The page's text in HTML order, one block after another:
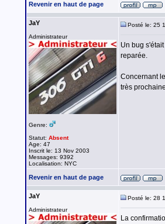
Revenir en haut de page
JaY
Administrateur
Genre:
Statut: Absent
Age: 47
Inscrit le: 13 Nov 2003
Messages: 9392
Localisation: NYC
Posté le: 25
Un bug
reparée.
Concernant
très
Revenir en haut de page
JaY
Administrateur
Posté le: 28
La